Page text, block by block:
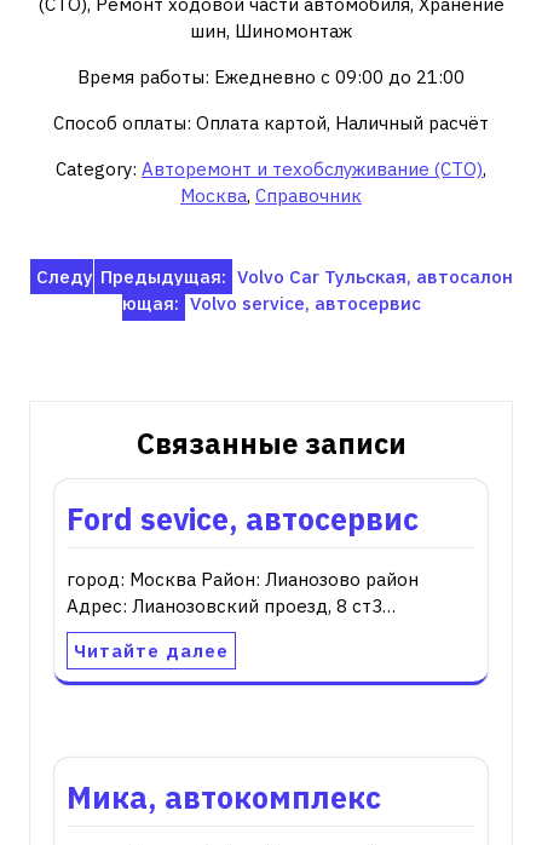
шин, Шиномонтаж
Время работы: Ежедневно с 09:00 до 21:00
Способ оплаты: Оплата картой, Наличный расчёт
Category: Авторемонт и техобслуживание (СТО),
Москва, Справочник
Навигация
Предыдущая: Volvo Car Тульская, автосалон
Следу
ющая: Volvo service, автосервис
Связанные записи
Ford sevice, автосервис
город: Москва Район: Лианозово район
Адрес: Лианозовский проезд, 8 ст3…
Читайте далее
Мика, автокомплекс